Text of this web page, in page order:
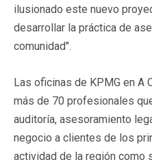
ilusionado este nuevo
desarrollar la práctica de
comunidad".
Las oficinas de KPMG en A
más de 70 profesionales
auditoría, asesoramiento
negocio a clientes de los
actividad de la región como